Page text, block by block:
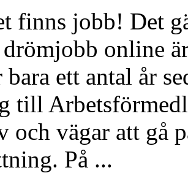
finns jobb! Det
online
ett antal år
till
och vägar att gå
På ...